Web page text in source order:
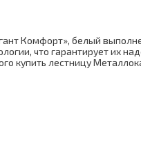
Комфорт», белый
что гарантирует их
купить лестницу